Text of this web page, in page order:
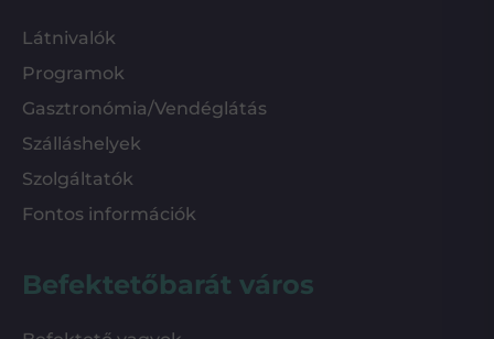
Látnivalók
Programok
Gasztronómia/Vendéglátás
Szálláshelyek
Szolgáltatók
Fontos információk
Befektetőbarát város